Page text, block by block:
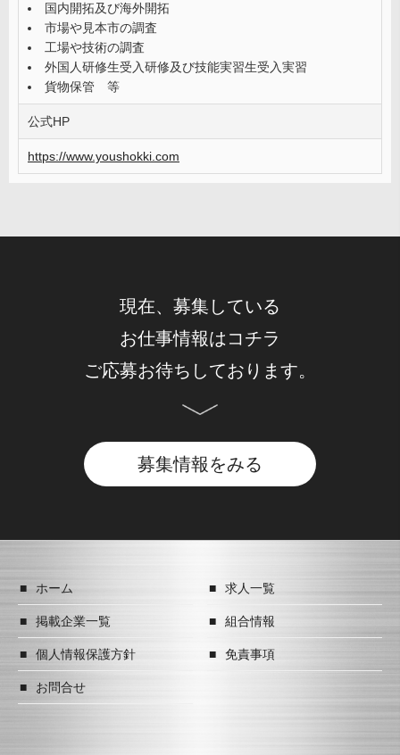
国内開拓及び海外開拓
市場や見本市の調査
工場や技術の調査
外国人研修生受入研修及び技能実習生受入実習
貨物保管 等
公式HP
https://www.youshokki.com
現在、募集している
お仕事情報はコチラ
ご応募お待ちしております。
募集情報をみる
ホーム 求人一覧
掲載企業一覧 組合情報
個人情報保護方針 免責事項
お問合せ